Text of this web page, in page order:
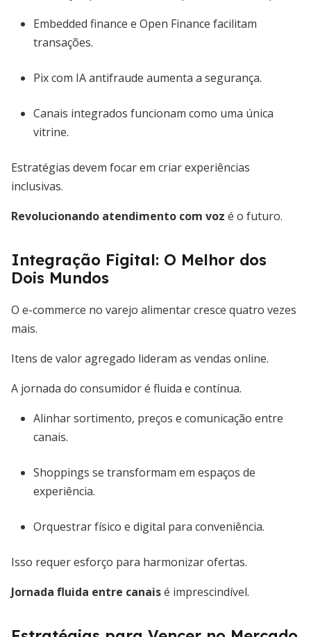
Embedded finance e Open Finance facilitam
transações.
Pix com IA antifraude aumenta a segurança.
Canais integrados funcionam como uma única
vitrine.
Estratégias devem focar em criar experiências
inclusivas.
Revolucionando atendimento com voz é o futuro.
Integração Figital: O Melhor dos
Dois Mundos
O e-commerce no varejo alimentar cresce quatro vezes
mais.
Itens de valor agregado lideram as vendas online.
A jornada do consumidor é fluida e contínua.
Alinhar sortimento, preços e comunicação entre
canais.
Shoppings se transformam em espaços de
experiência.
Orquestrar físico e digital para conveniência.
Isso requer esforço para harmonizar ofertas.
Jornada fluida entre canaisé imprescindível.